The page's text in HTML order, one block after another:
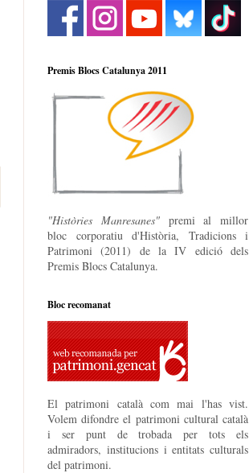
Premis Blocs Catalunya 2011
"Històries Manresanes"premi al millor
bloc corporatiu d'Història, Tradicions i
Patrimoni (2011) de la IV edició dels
Premis Blocs Catalunya.
Bloc recomanat
El patrimoni català com mai l'has vist.
Volem difondre el patrimoni cultural català
i ser punt de trobada per tots els
admiradors, institucions i entitats culturals
del patrimoni.